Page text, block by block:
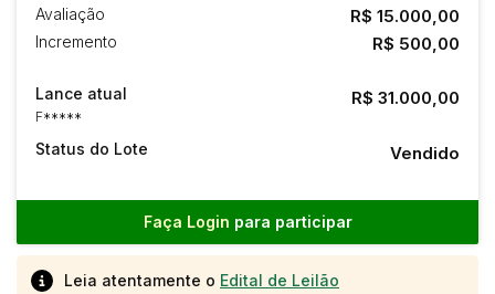
Avaliação R$ 15.000,00
Incremento R$ 500,00
Lance atual
F*****
R$ 31.000,00
Status do Lote Vendido
Faça Login para participar
Leia atentamente o Edital de Leilão